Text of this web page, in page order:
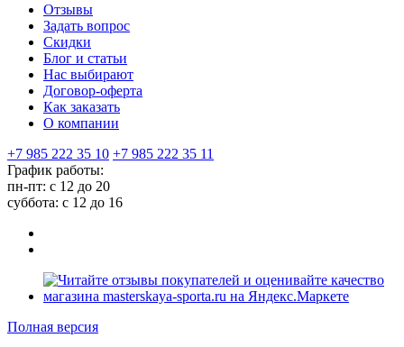
Отзывы
Задать вопрос
Скидки
Блог и статьи
Нас выбирают
Договор-оферта
Как заказать
О компании
+7 985 222 35 10 +7 985 222 35 11
График работы:
пн-пт: с 12 до 20
суббота: c 12 до 16
Полная версия